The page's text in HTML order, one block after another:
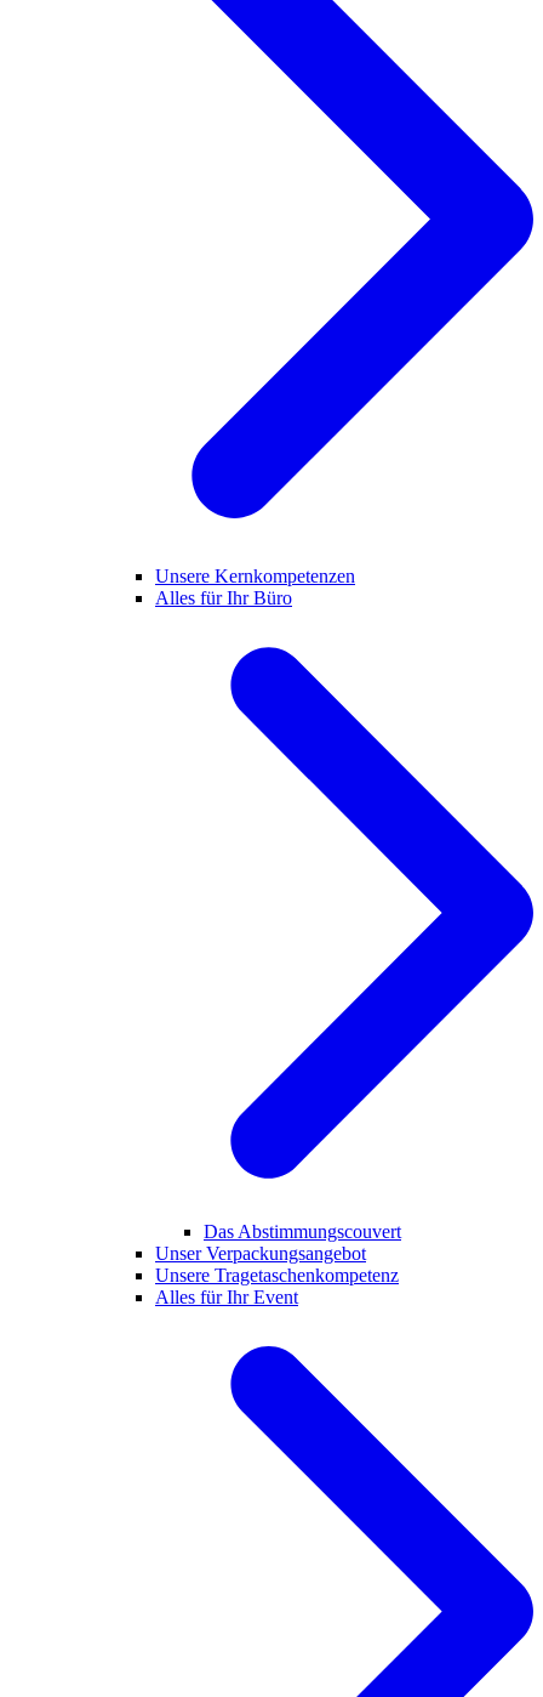
Unsere Kernkompetenzen
Alles für Ihr Büro
Das Abstimmungscouvert
Unser Verpackungsangebot
Unsere Tragetaschenkompetenz
Alles für Ihr Event